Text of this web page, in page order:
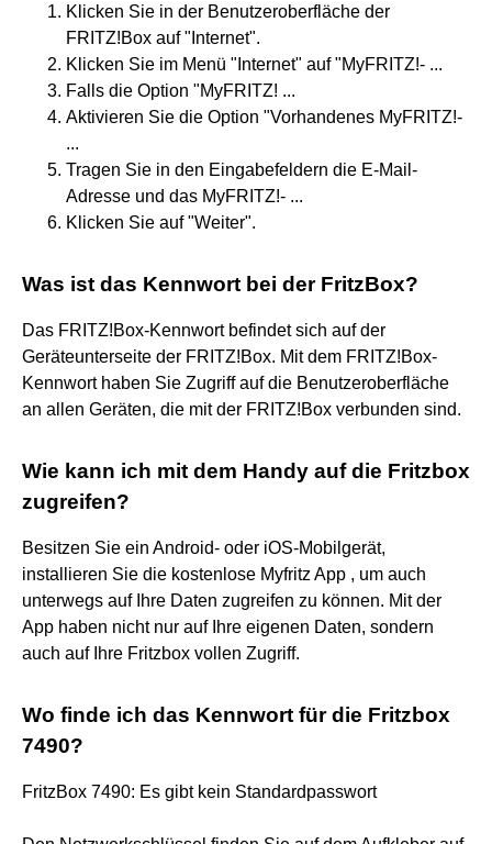
Klicken Sie in der Benutzeroberfläche der
FRITZ!Box auf "Internet".
Klicken Sie im Menü "Internet" auf "MyFRITZ!- ...
Falls die Option "MyFRITZ! ...
Aktivieren Sie die Option "Vorhandenes MyFRITZ!-
...
Tragen Sie in den Eingabefeldern die E-Mail-
Adresse und das MyFRITZ!- ...
Klicken Sie auf "Weiter".
Was ist das Kennwort bei der FritzBox?
Das FRITZ!Box-Kennwort befindet sich auf der
Geräteunterseite der FRITZ!Box. Mit dem FRITZ!Box-
Kennwort haben Sie Zugriff auf die Benutzeroberfläche
an allen Geräten, die mit der FRITZ!Box verbunden sind.
Wie kann ich mit dem Handy auf die Fritzbox
zugreifen?
Besitzen Sie ein Android- oder iOS-Mobilgerät,
installieren Sie die kostenlose Myfritz App , um auch
unterwegs auf Ihre Daten zugreifen zu können. Mit der
App haben nicht nur auf Ihre eigenen Daten, sondern
auch auf Ihre Fritzbox vollen Zugriff.
Wo finde ich das Kennwort für die Fritzbox
7490?
FritzBox 7490: Es gibt kein Standardpasswort